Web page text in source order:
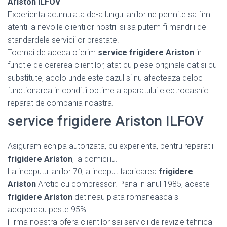
Experienta acumulata de-a lungul anilor ne permite sa fim
atenti la nevoile clientilor nostrii si sa putem fi mandrii de
standardele serviciilor prestate.
Tocmai de aceea oferim service frigidere Ariston in
functie de cererea clientilor, atat cu piese originale cat si cu
substitute, acolo unde este cazul si nu afecteaza deloc
functionarea in conditii optime a aparatului electrocasnic
reparat de compania noastra.
service frigidere Ariston ILFOV
Asiguram echipa autorizata, cu experienta, pentru reparatii
frigidere Ariston, la domiciliu.
La inceputul anilor 70, a inceput fabricarea frigidere
Ariston Arctic cu compressor. Pana in anul 1985, aceste
frigidere Ariston detineau piata romaneasca si
acopereau peste 95%.
Firma noastra ofera clientilor sai servicii de revizie tehnica